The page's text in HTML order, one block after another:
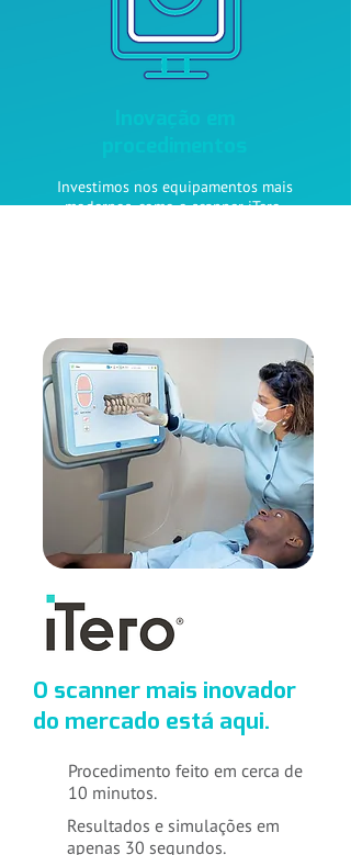
O scanner mais inovador
do mercado está aqui.
Procedimento feito em cerca de
10 minutos.
Resultados e simulações em
apenas 30 segundos.
Investimos nos equipamentos mais
modernos, como o scanner iTero,